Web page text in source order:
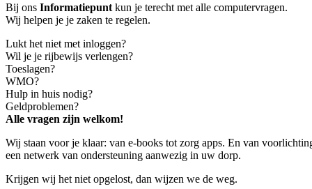
Bij ons Informatiepunt kun je terecht met alle computervragen.
Wij helpen je je zaken te regelen.
Lukt het niet met inloggen?
Wil je je rijbewijs verlengen?
Toeslagen?
WMO?
Hulp in huis nodig?
Geldproblemen?
Alle vragen zijn welkom!
Wij staan voor je klaar: van e-books tot zorg apps. En van
een netwerk van ondersteuning aanwezig in uw dorp.
Krijgen wij het niet opgelost, dan wijzen we de weg.